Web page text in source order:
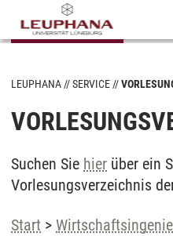
LEUPHANA SERVICE
Suchen Sie hier über ein
Vorlesungsverzeichnis
Start >